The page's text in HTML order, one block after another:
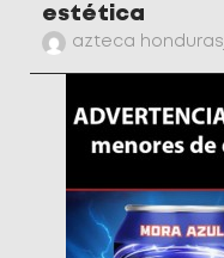
estética
azteca honduras